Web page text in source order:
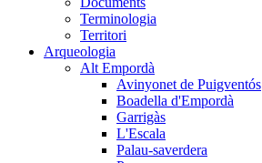
Terminologia
Territori
Arqueologia
Alt Empordà
Avinyonet de Puigventós
Boadella d'Empordà
Garrigàs
L'Escala
Palau-saverdera